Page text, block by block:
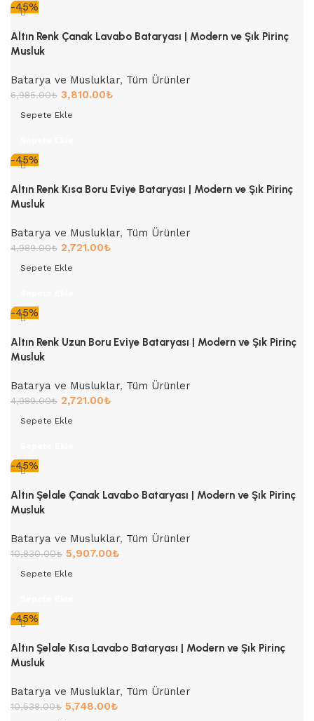
-45%
Altın Renk Çanak Lavabo Bataryası | Modern ve Şık Pirinç
Musluk
Batarya ve Musluklar, Tüm Ürünler
6,985.00₺ 3,810.00₺
Sepete Ekle
-45%
Altın Renk Kısa Boru Eviye Bataryası | Modern ve Şık Pirinç
Musluk
Batarya ve Musluklar, Tüm Ürünler
4,989.00₺ 2,721.00₺
Sepete Ekle
-45%
Altın Renk Uzun Boru Eviye Bataryası | Modern ve Şık Pirinç
Musluk
Batarya ve Musluklar, Tüm Ürünler
4,989.00₺ 2,721.00₺
Sepete Ekle
-45%
Altın Şelale Çanak Lavabo Bataryası | Modern ve Şık Pirinç
Musluk
Batarya ve Musluklar, Tüm Ürünler
10,830.00₺ 5,907.00₺
Sepete Ekle
-45%
Altın Şelale Kısa Lavabo Bataryası | Modern ve Şık Pirinç
Musluk
Batarya ve Musluklar, Tüm Ürünler
10,538.00₺ 5,748.00₺